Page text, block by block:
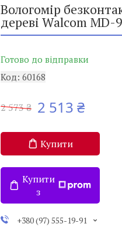
Вологомір
дереві Walcom
Готово до відправки
Код: 60168
2 573 ₴ 2 513 ₴
Купити
Купити
з
+380 (97) 555-19-91